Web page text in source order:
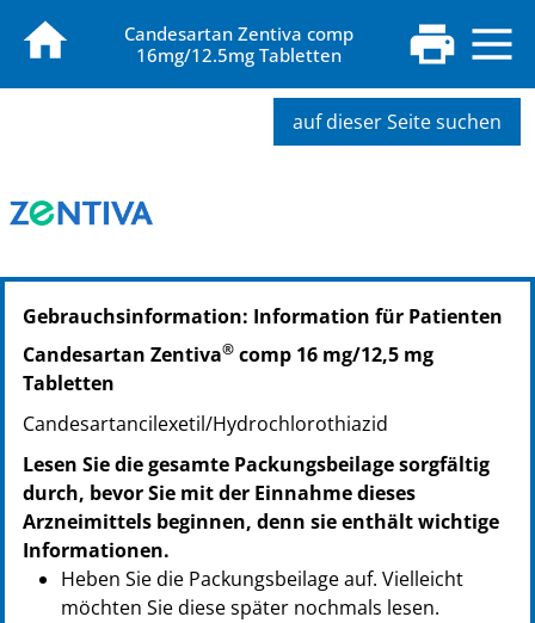
Candesartan Zentiva comp
16mg/12.5mg Tabletten
auf dieser Seite suchen
PZN: 09392355
PPN: 110939235504
NTIN: 04150093923550
PZN: 09392361
NTIN: 04150093923611
PZN: 09392378
PPN: 110939237857
NTIN: 04150093923789
Gebrauchsinformation: Information für Patienten
Candesartan Zentiva® comp 16 mg/12,5 mg
Tabletten
Candesartancilexetil/Hydrochlorothiazid
Lesen Sie die gesamte Packungsbeilage sorgfältig
durch, bevor Sie mit der Einnahme dieses
Arzneimittels beginnen, denn sie enthält wichtige
Informationen.
Heben Sie die Packungsbeilage auf. Vielleicht
möchten Sie diese später nochmals lesen.